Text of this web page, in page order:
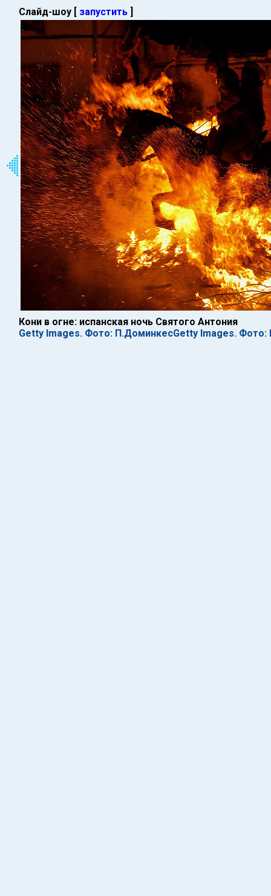
Слайд-шоу [ запустить ]
Кони в огне: испанская ночь Святого Антония
Getty Images. Фото: П.ДоминкесGetty Images.